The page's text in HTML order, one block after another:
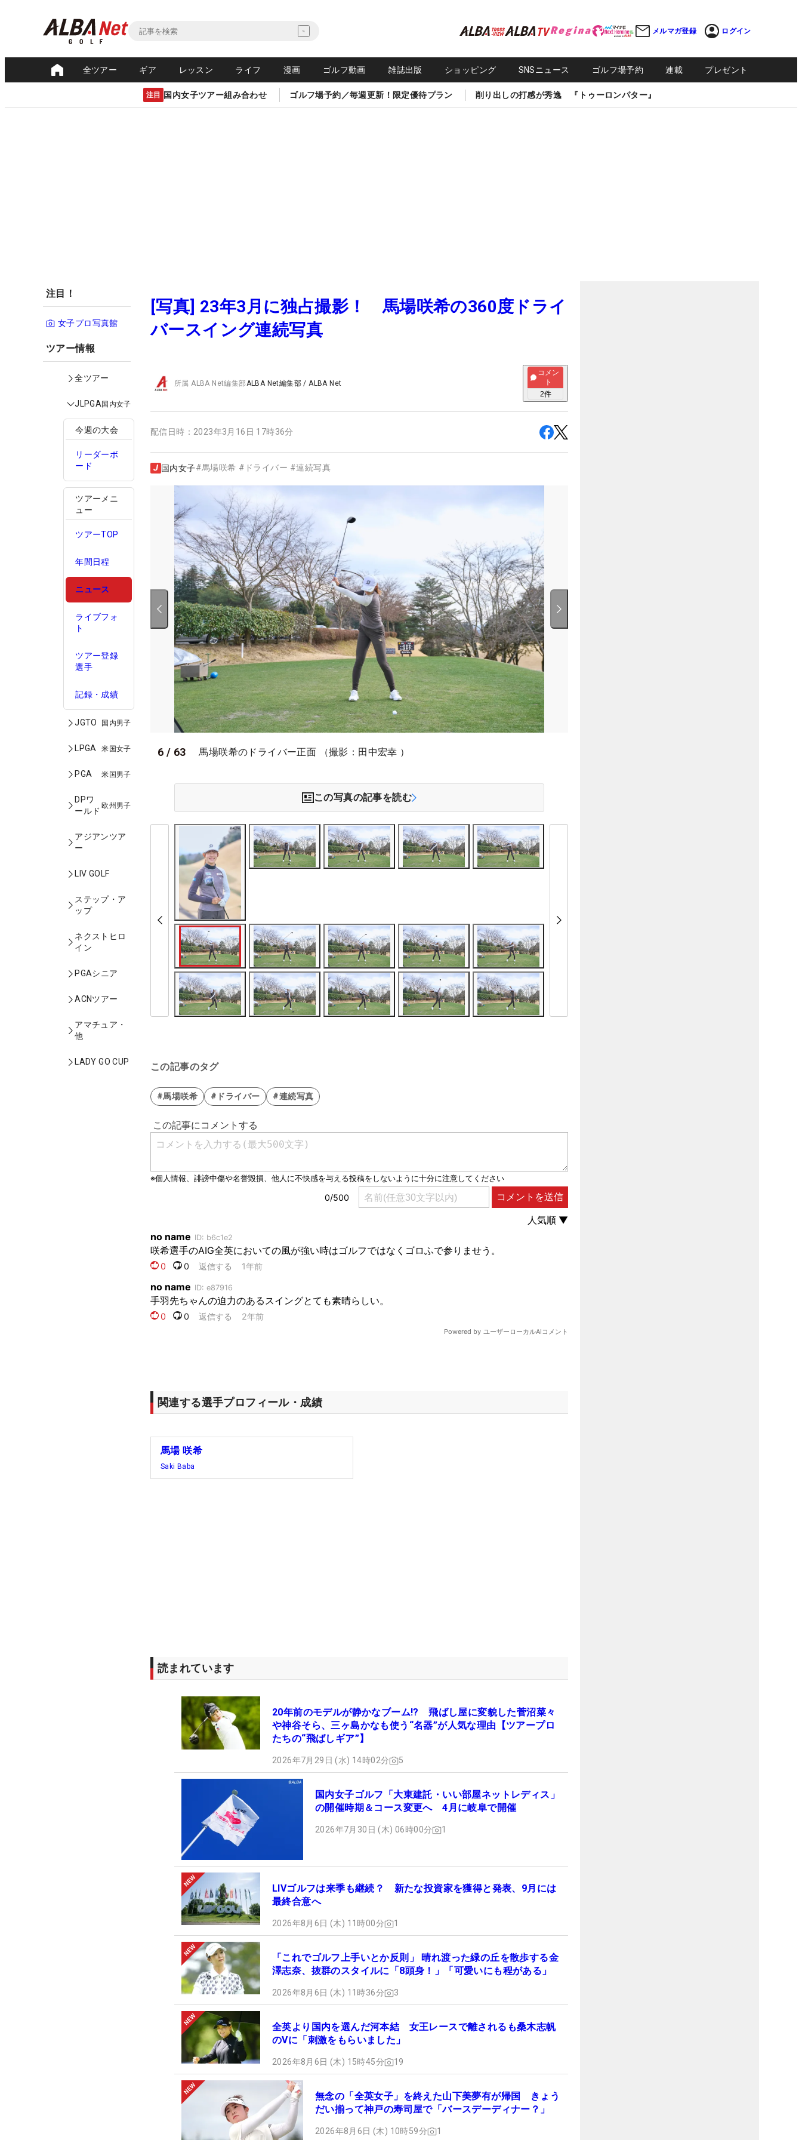
メルマガ登録 ログイン
全ツアー ギア レッスン ライフ 漫画 ゴルフ動画 雑誌出版 ショッピング SNSニュース ゴルフ場予約 連載 プレゼント
注目 国内女子ツアー組み合わせ ゴルフ場予約／毎週更新！限定優待プラン 削り出しの打感が秀逸 『トゥーロンパター』
注目！
女子プロ写真館
ツアー情報
全ツアー
JLPGA国内女子
今週の大会
リーダーボ
ード
ツアーメニ
ュー
ツアーTOP
年間日程
ニュース
ライブフォ
ト
ツアー登録
選手
記録・成績
JGTO 国内男子
LPGA 米国女子
PGA 米国男子
DPワ
ールド
欧州男子
アジアンツア
ー
LIV GOLF
ステップ・ア
ップ
ネクストヒロ
イン
PGAシニア
ACNツアー
アマチュア・
他
LADY GO CUP
[写真] 23年3月に独占撮影！ 馬場咲希の360度ドライ
バースイング連続写真
所属ALBA Net編集部ALBA Net編集部 /ALBA Net
コメン
ト
2件
配信日時： 2023年3月16日 17時36分
国内女子#馬場咲希 # ドライバー #連続写真
6 / 63 馬場咲希のドライバー正面 （撮影：田中宏幸 ）
この写真の記事を読む
この記事のタグ
#馬場咲希 #ドライバー #連続写真
関連する選手プロフィール・成績
馬場 咲希
Saki Baba
読まれています
20年前のモデルが静かなブーム!? 飛ばし屋に変貌した菅沼菜々
や神谷そら、三ヶ島かなも使う“名器”が人気な理由【ツアープロ
たちの“飛ばしギア”】
2026年7月29日 (水) 14時02分 5
国内女子ゴルフ「大東建託・いい部屋ネットレディス」
の開催時期＆コース変更へ 4月に岐阜で開催
2026年7月30日 (木) 06時00分 1
LIVゴルフは来季も継続？ 新たな投資家を獲得と発表、9月には
最終合意へ
2026年8月6日 (木) 11時00分 1
「これでゴルフ上手いとか反則」 晴れ渡った緑の丘を散歩する金
澤志奈、抜群のスタイルに「8頭身！」「可愛いにも程がある」
2026年8月6日 (木) 11時36分 3
全英より国内を選んだ河本結 女王レースで離されるも桑木志帆
のVに「刺激をもらいました」
2026年8月6日 (木) 15時45分 19
無念の「全英女子」を終えた山下美夢有が帰国 きょう
だい揃って神戸の寿司屋で「バースデーディナー？」
2026年8月6日 (木) 10時59分 1